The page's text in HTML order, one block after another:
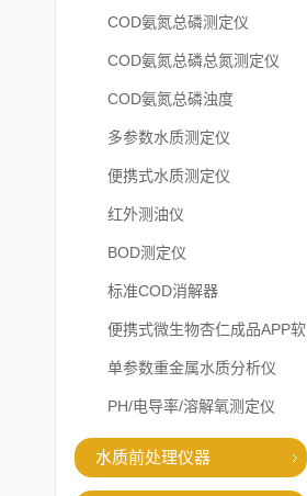
COD氨氮总磷测定仪
COD氨氮总磷总氮测定仪
COD氨氮总磷浊度
多参数水质测定仪
便携式水质测定仪
红外测油仪
BOD测定仪
标准COD消解器
便携式微生物杏仁成品APP软
件直播大全
单参数重金属水质分析仪
PH/电导率/溶解氧测定仪
水质前处理仪器